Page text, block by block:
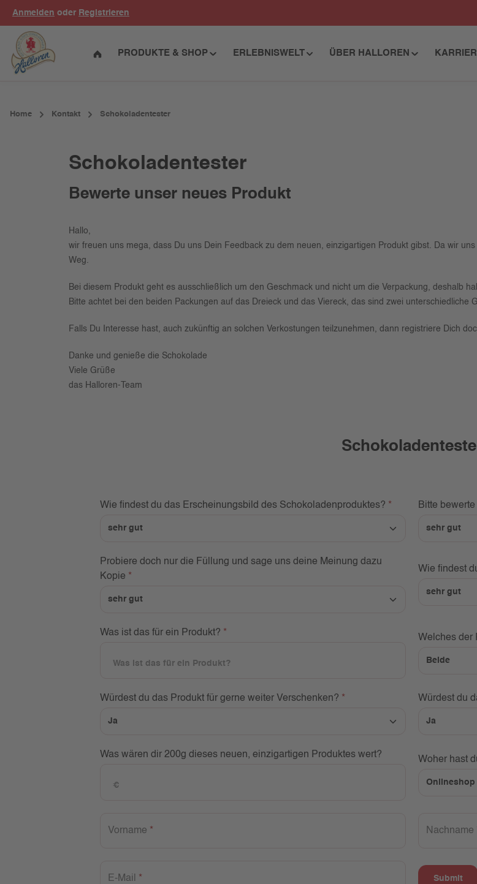
Hauptinhalt springen
Zur Hauptnavigation springen
Anmelden oder Registrieren
PRODUKTE & SHOP ERLEBNISWELT ÜBER HALLOREN
Home Kontakt Schokoladentester
Schokoladentester
Bewerte unser neues Produkt
Hallo,
wir freuen uns mega, dass Du uns Dein Feedback zu dem neuen, einzigartigen Produkt gibst. Da wir
Weg.
Bei diesem Produkt geht es ausschließlich um den Geschmack und nicht um die Verpackung, deshalb
Bitte achtet bei den beiden Packungen auf das Dreieck und das Viereck, das sind zwei unterschiedliche
Falls Du Interesse hast, auch zukünftig an solchen Verkostungen teilzunehmen, dann registriere Dich
Danke und genieße die Schokolade
Viele Grüße
das Halloren-Team
Wie findest du das Erscheinungsbild des Schokoladenproduktes? * Bitte
Probiere doch nur die Füllung und sage uns deine Meinung dazu
Kopie *
Wie findest
Was ist das für ein Produkt? * Welches der
Würdest du das Produkt für gerne weiter Verschenken? * Würdest du
Was wären dir 200g dieses neuen, einzigartigen Produktes wert? Woher hast
Vorname * Nachname
E-Mail * Submit